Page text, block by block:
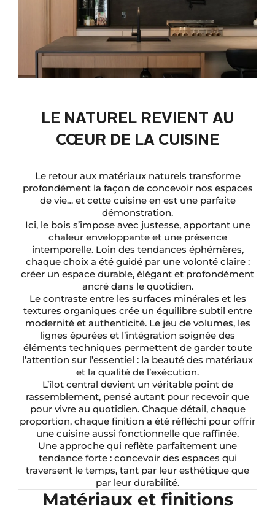
LE NATUREL REVIENT AU
CŒUR DE LA CUISINE
Le retour aux matériaux naturels transforme
profondément la façon de concevoir nos espaces
de vie… et cette cuisine en est une parfaite
démonstration.
Ici, le bois s’impose avec justesse, apportant une
chaleur enveloppante et une présence
intemporelle. Loin des tendances éphémères,
chaque choix a été guidé par une volonté claire :
créer un espace durable, élégant et profondément
ancré dans le quotidien.
Le contraste entre les surfaces minérales et les
textures organiques crée un équilibre subtil entre
modernité et authenticité. Le jeu de volumes, les
lignes épurées et l’intégration soignée des
éléments techniques permettent de garder toute
l’attention sur l’essentiel : la beauté des matériaux
et la qualité de l’exécution.
L’îlot central devient un véritable point de
rassemblement, pensé autant pour recevoir que
pour vivre au quotidien. Chaque détail, chaque
proportion, chaque finition a été réfléchi pour offrir
une cuisine aussi fonctionnelle que raffinée.
Une approche qui reflète parfaitement une
tendance forte : concevoir des espaces qui
traversent le temps, tant par leur esthétique que
par leur durabilité.
Matériaux et finitions